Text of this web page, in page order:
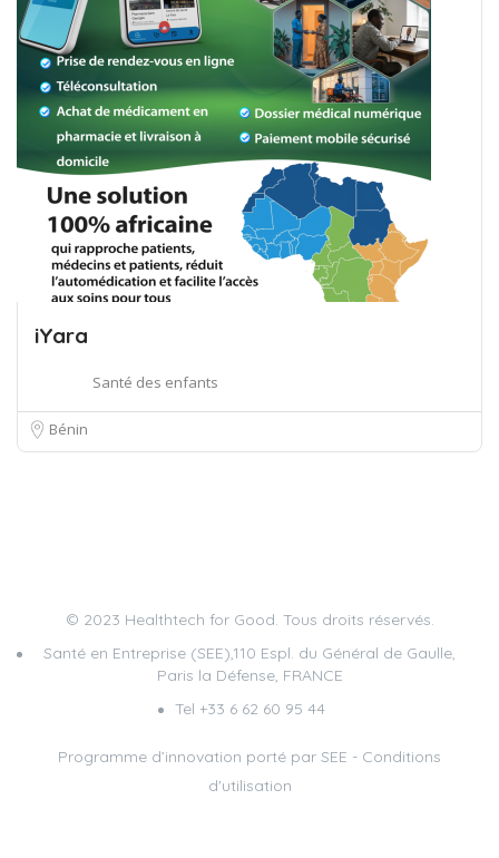
iYara
Santé des enfants
Bénin
© 2023 Healthtech for Good. Tous droits réservés.
Santé en Entreprise (SEE),110 Espl. du Général de Gaulle,
Paris la Défense, FRANCE
Tel +33 6 62 60 95 44
Programme d’innovation porté par SEE - Conditions
d'utilisation